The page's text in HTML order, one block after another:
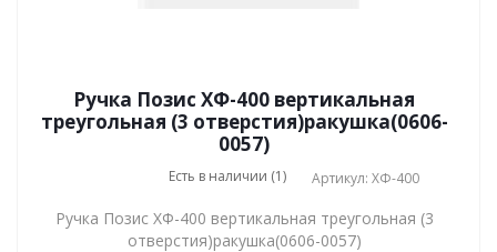
Ручка Позис ХФ-400 вертикальная
треугольная (3 отверстия)ракушка(0606-
0057)
Есть в наличии (1) Артикул: ХФ-400
Ручка Позис ХФ-400 вертикальная треугольная (3
отверстия)ракушка(0606-0057)